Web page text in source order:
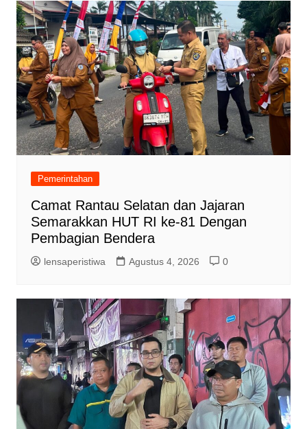
Pemerintahan
Camat Rantau Selatan dan Jajaran
Semarakkan HUT RI ke-81 Dengan
Pembagian Bendera
lensaperistiwa Agustus 4, 2026 0